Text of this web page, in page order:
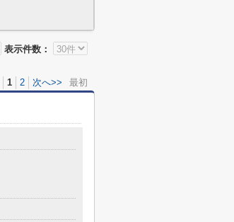
表示件数：
1 2 次へ>> 最初